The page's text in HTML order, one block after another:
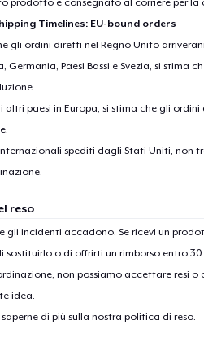
prodotto e consegnato al corriere per la
Timelines: EU-bound orders
gli ordini diretti nel Regno Unito
Germania, Paesi Bassi e Svezia, si stima
altri paesi in Europa, si stima che gli
spediti dagli Stati Uniti, non
reso
gli incidenti accadono. Se ricevi un
sostituirlo o di offrirti un rimborso entro
non possiamo accettare resi
idea.
di più sulla nostra politica di reso.